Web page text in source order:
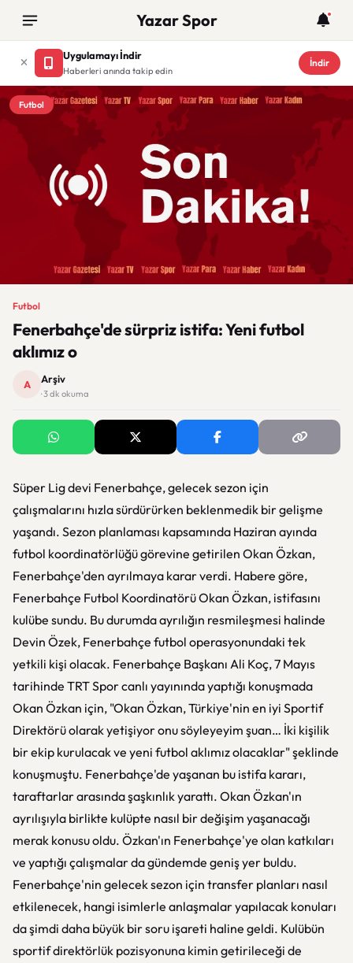
Yazar Spor
Uygulamayı İndir
Haberleri anında takip edin
İndir
Futbol
Futbol
Fenerbahçe'de sürpriz istifa: Yeni futbol
aklımız o
A Arşiv
· 3 dk okuma
Süper Lig devi Fenerbahçe, gelecek sezon için
çalışmalarını hızla sürdürürken beklenmedik bir gelişme
yaşandı. Sezon planlaması kapsamında Haziran ayında
futbol koordinatörlüğü görevine getirilen Okan Özkan,
Fenerbahçe'den ayrılmaya karar verdi. Habere göre,
Fenerbahçe Futbol Koordinatörü Okan Özkan, istifasını
kulübe sundu. Bu durumda ayrılığın resmileşmesi halinde
Devin Özek, Fenerbahçe futbol operasyonundaki tek
yetkili kişi olacak. Fenerbahçe Başkanı Ali Koç, 7 Mayıs
tarihinde TRT Spor canlı yayınında yaptığı konuşmada
Okan Özkan için, "Okan Özkan, Türkiye'nin en iyi Sportif
Direktörü olarak yetişiyor onu söyleyeyim şuan… İki kişilik
bir ekip kurulacak ve yeni futbol aklımız olacaklar" şeklinde
konuşmuştu. Fenerbahçe'de yaşanan bu istifa kararı,
taraftarlar arasında şaşkınlık yarattı. Okan Özkan'ın
ayrılışıyla birlikte kulüpte nasıl bir değişim yaşanacağı
merak konusu oldu. Özkan'ın Fenerbahçe'ye olan katkıları
ve yaptığı çalışmalar da gündemde geniş yer buldu.
Fenerbahçe'nin gelecek sezon için transfer planları nasıl
etkilenecek, hangi isimlerle anlaşmalar yapılacak konuları
da şimdi daha büyük bir soru işareti haline geldi. Kulübün
sportif direktörlük pozisyonuna kimin getirileceği de